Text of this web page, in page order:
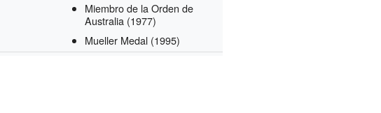
Miembro de la Orden de
Australia (1977)
Mueller Medal (1995)